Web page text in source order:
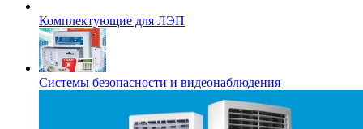
Комплектующие для ЛЭП
Системы безопасности и видеонаблюдения